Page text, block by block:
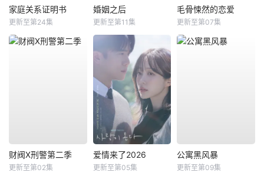
家庭关系证明书
更新至第24集
婚姻之后
更新至第11集
毛骨悚然的恋爱
更新至第07集
财阀X刑警第二季
更新至第02集
爱情来了2026
更新至第05集
公寓黑风暴
更新至第09集